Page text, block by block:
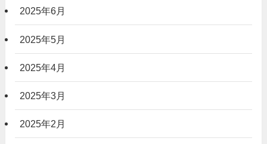
2025年6月
2025年5月
2025年4月
2025年3月
2025年2月